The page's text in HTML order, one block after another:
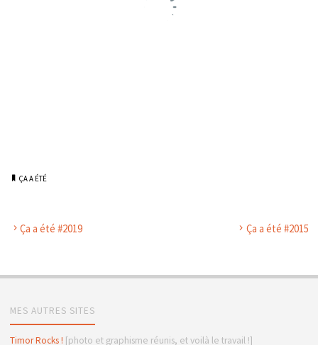
ÇA A ÉTÉ
Ça a été #2019 Ça a été #2015
MES AUTRES SITES
Timor Rocks ! [photo et graphisme réunis, et voilà le travail !]